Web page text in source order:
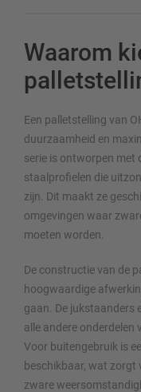
Waarom
Een palletstelling van
duurzaamheid en
serie is ontworpen
staalprofielen die
zijn. Dit maakt ze
omgevingen waar
moeten worden.
De constructie van de
hoogwaardige
gaan. De jukstaanders
alle andere onderdelen
Voor buitengebruik is
beschikbaar, wat zorgt
zware